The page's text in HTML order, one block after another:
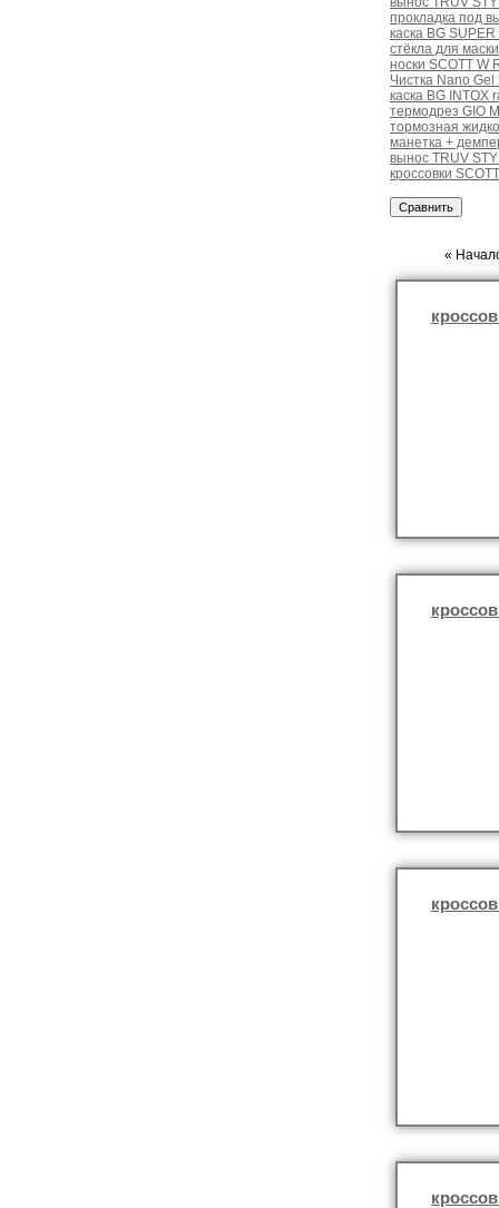
прокладка под
каска BG
стёкла для
носки SCOTT W
Чистка Nano Gel
каска BG INTOX
термодрез GIO
тормозная
манетка +
вынос TRUV
кроссовки
«